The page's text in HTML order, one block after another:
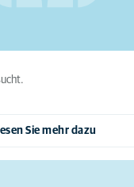
Sie mehr dazu